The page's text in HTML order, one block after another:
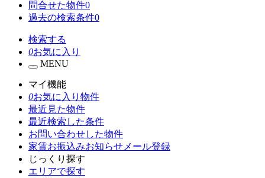
問合せた物件0
過去の検索条件0
検索する
0お気に入り
MENU
マイ機能
0お気に入り物件
最近見た物件
最近検索した条件
お問い合わせした物件
家賃お振込みお知らせメール登録
じっくり探す
エリアで探す